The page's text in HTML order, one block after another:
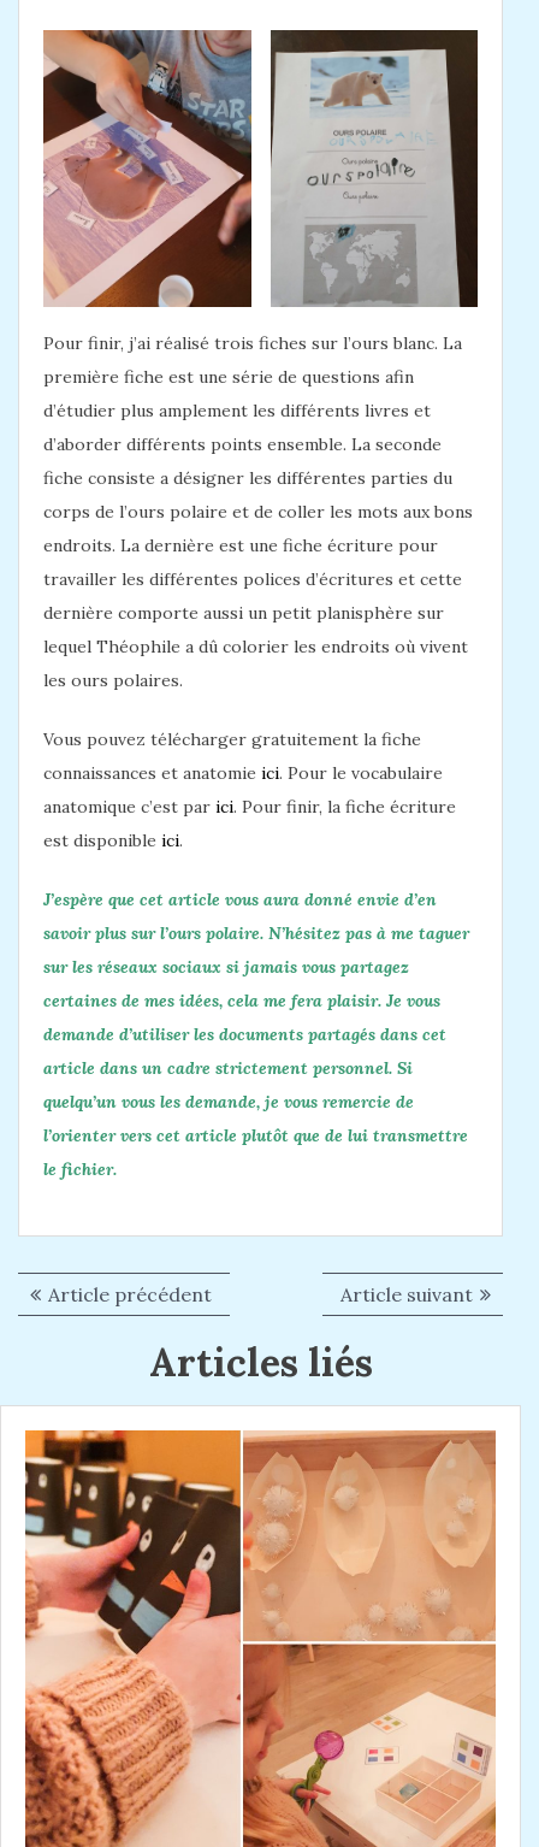
Pour finir, j’ai réalisé trois fiches sur l’ours blanc. La
première fiche est une série de questions afin
d’étudier plus amplement les différents livres et
d’aborder différents points ensemble. La seconde
fiche consiste a désigner les différentes parties du
corps de l’ours polaire et de coller les mots aux bons
endroits. La dernière est une fiche écriture pour
travailler les différentes polices d’écritures et cette
dernière comporte aussi un petit planisphère sur
lequel Théophile a dû colorier les endroits où vivent
les ours polaires.
Vous pouvez télécharger gratuitement la fiche
connaissances et anatomie ici. Pour le vocabulaire
anatomique c’est par ici. Pour finir, la fiche écriture
est disponible ici.
J’espère que cet article vous aura donné envie d’en
savoir plus sur l’ours polaire. N’hésitez pas à me taguer
sur les réseaux sociaux si jamais vous partagez
certaines de mes idées, cela me fera plaisir. Je vous
demande d’utiliser les documents partagés dans cet
article dans un cadre strictement personnel. Si
quelqu’un vous les demande, je vous remercie de
l’orienter vers cet article plutôt que de lui transmettre
le fichier.
N
v
i
g
a
t
i
o
n
d
e
l
Article précédent
r
t
i
c
l
p
é
é
t
Article suivant A
r
c
l
e
s
n
Articles liés